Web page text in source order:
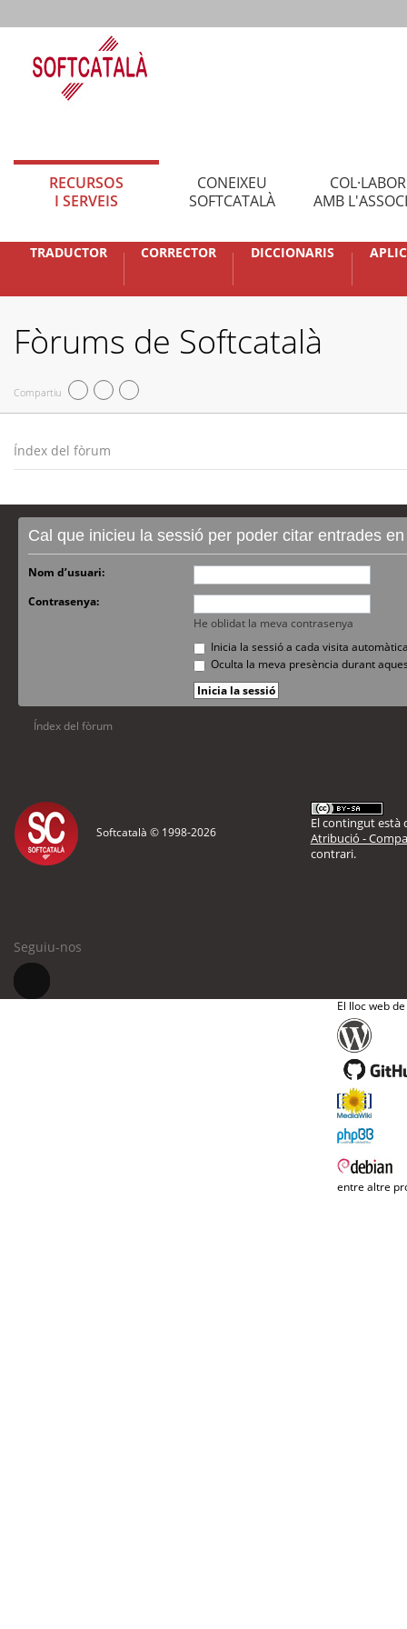
RECURSOS
I SERVEIS
CONEIXEU
SOFTCATALÀ
AMB
TRADUCTOR CORRECTOR DICCIONARIS
Fòrums de Softcatalà
Compartiu
Índex del fòrum
Cal que inicieu la sessió per poder citar entrades
Nom d’usuari:
Contrasenya:
He oblidat la meva contrasenya
Inicia la sessió a cada visita
Oculta la meva presència durant
Índex del fòrum
Softcatalà © 1998-2026
El contingut està
Atribució -
contrari.
Seguiu-nos
El lloc web
entre altre